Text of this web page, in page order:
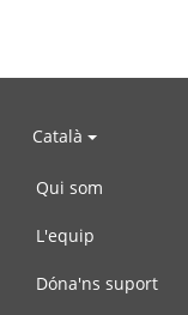
Català
Qui som
L'equip
Dóna'ns suport